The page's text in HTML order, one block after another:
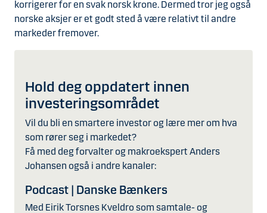
korrigerer for en svak norsk krone. Dermed tror jeg også
norske aksjer er et godt sted å være relativt til andre
markeder fremover.
Hold deg oppdatert innen
investeringsområdet
Vil du bli en smartere investor og lære mer om hva
som rører seg i markedet?
Få med deg forvalter og makroekspert Anders
Johansen også i andre kanaler:
Podcast | Danske Bænkers
Med Eirik Torsnes Kveldro som samtale- og